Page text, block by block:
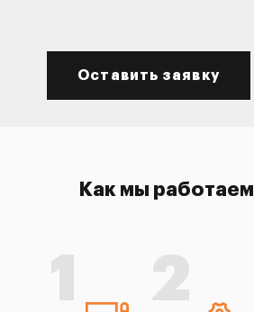
Оставить заявку
Как мы работаем
1 2